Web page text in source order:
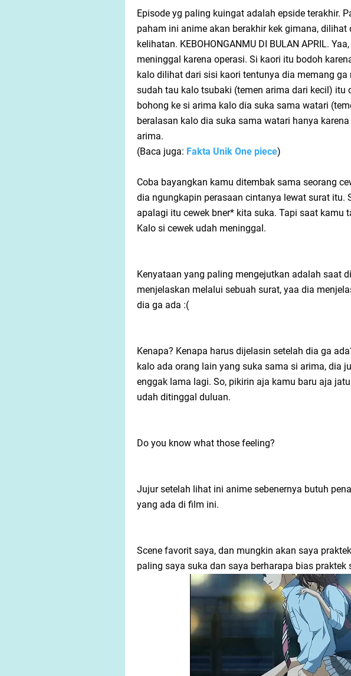
Episode yg paling kuingat adalah epside terakhir.
paham ini anime akan berakhir kek gimana,
kelihatan. KEBOHONGANMU DI BULAN APRIL.
meninggal karena operasi. Si kaori itu bodoh
kalo dilihat dari sisi kaori tentunya dia memang
sudah tau kalo tsubaki (temen arima dari kecil) itu
bohong ke si arima kalo dia suka sama watari
beralasan kalo dia suka sama watari hanya
arima.
(Baca juga: Fakta Unik One piece)
Coba bayangkan kamu ditembak sama seorang
dia ngungkapin perasaan cintanya lewat surat itu.
apalagi itu cewek bner* kita suka. Tapi saat kamu
Kalo si cewek udah meninggal.
Kenyataan yang paling mengejutkan adalah saat
menjelaskan melalui sebuah surat, yaa dia
dia ga ada :(
Kenapa? Kenapa harus dijelasin setelah dia ga
kalo ada orang lain yang suka sama si arima, dia
enggak lama lagi. So, pikirin aja kamu baru aja
udah ditinggal duluan.
Do you know what those feeling?
Jujur setelah lihat ini anime sebenernya butuh
yang ada di film ini.
Scene favorit saya, dan mungkin akan saya
paling saya suka dan saya berharapa bias praktek